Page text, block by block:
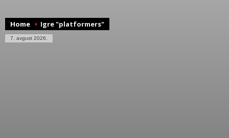
Home Igre "platformers"
7. avgust 2026.